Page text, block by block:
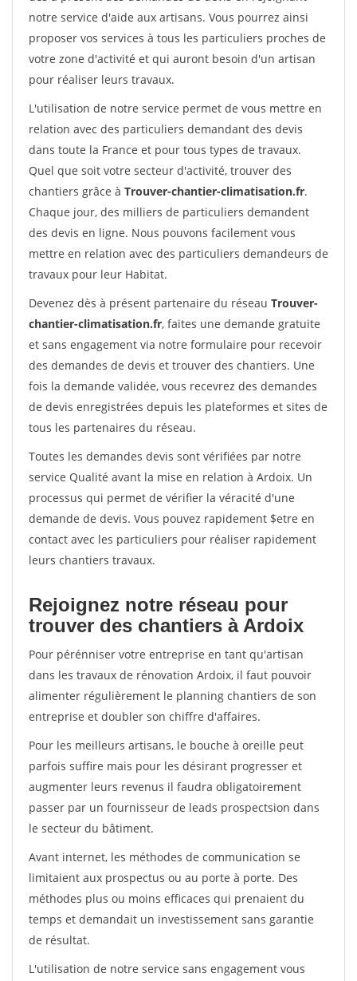
notre service d'aide aux artisans. Vous pourrez ainsi
proposer vos services à tous les particuliers proches de
votre zone d'activité et qui auront besoin d'un artisan
pour réaliser leurs travaux.
L'utilisation de notre service permet de vous mettre en
relation avec des particuliers demandant des devis
dans toute la France et pour tous types de travaux.
Quel que soit votre secteur d'activité, trouver des
chantiers grâce à Trouver-chantier-climatisation.fr.
Chaque jour, des milliers de particuliers demandent
des devis en ligne. Nous pouvons facilement vous
mettre en relation avec des particuliers demandeurs de
travaux pour leur Habitat.
Devenez dès à présent partenaire du réseau Trouver-
chantier-climatisation.fr, faites une demande gratuite
et sans engagement via notre formulaire pour recevoir
des demandes de devis et trouver des chantiers. Une
fois la demande validée, vous recevrez des demandes
de devis enregistrées depuis les plateformes et sites de
tous les partenaires du réseau.
Toutes les demandes devis sont vérifiées par notre
service Qualité avant la mise en relation à Ardoix. Un
processus qui permet de vérifier la véracité d'une
demande de devis. Vous pouvez rapidement $etre en
contact avec les particuliers pour réaliser rapidement
leurs chantiers travaux.
Rejoignez notre réseau pour
trouver des chantiers à Ardoix
Pour pérénniser votre entreprise en tant qu'artisan
dans les travaux de rénovation Ardoix, il faut pouvoir
alimenter régulièrement le planning chantiers de son
entreprise et doubler son chiffre d'affaires.
Pour les meilleurs artisans, le bouche à oreille peut
parfois suffire mais pour les désirant progresser et
augmenter leurs revenus il faudra obligatoirement
passer par un fournisseur de leads prospectsion dans
le secteur du bâtiment.
Avant internet, les méthodes de communication se
limitaient aux prospectus ou au porte à porte. Des
méthodes plus ou moins efficaces qui prenaient du
temps et demandait un investissement sans garantie
de résultat.
L'utilisation de notre service sans engagement vous